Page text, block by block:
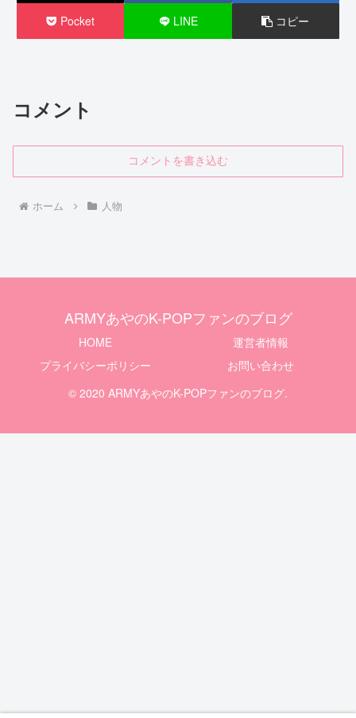
Pocket LINE コピー
コメント
コメントを書き込む
ホーム 人物
ARMYあやのK-POPファンのブログ
HOME
運営者情報
プライバシーポリシー
お問い合わせ
© 2020 ARMYあやのK-POPファンのブログ.